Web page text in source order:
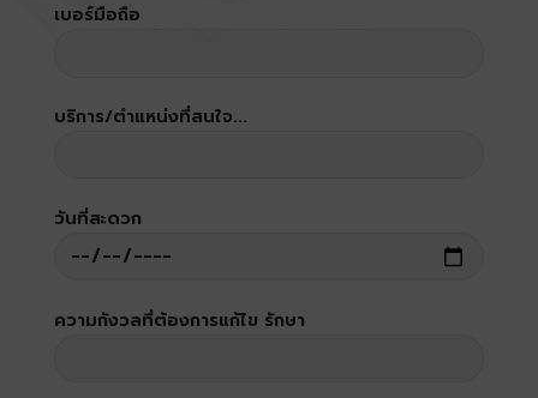
เบอร์มือถือ
บริการ/ตำแหน่งที่สนใจ...
วันที่สะดวก
ความกังวลที่ต้องการแก้ไข รักษา